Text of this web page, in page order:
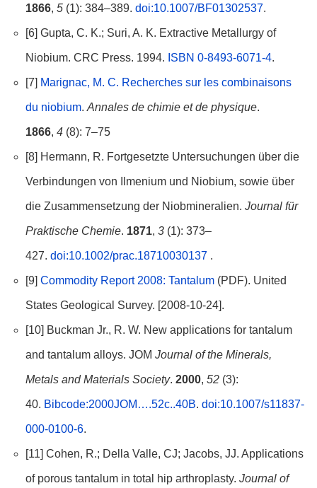
1866, 5(1): 384–389. doi:10.1007/BF01302537.
[6] Gupta, C. K.; Suri, A. K. Extractive Metallurgy of
Niobium. CRC Press. 1994. ISBN 0-8493-6071-4.
[7] Marignac, M. C. Recherches sur les combinaisons
du niobium.Annales de chimie et de physique.
1866, 4(8): 7–75
[8] Hermann, R. Fortgesetzte Untersuchungen über die
Verbindungen von Ilmenium und Niobium, sowie über
die Zusammensetzung der Niobmineralien. Journal für
Praktische Chemie. 1871, 3(1): 373–
427. doi:10.1002/prac.18710030137 .
[9] Commodity Report 2008: Tantalum(PDF). United
States Geological Survey. [2008-10-24].
[10] Buckman Jr., R. W. New applications for tantalum
and tantalum alloys. JOM Journal of the Minerals,
Metals and Materials Society. 2000, 52(3):
40. Bibcode:2000JOM….52c..40B. doi:10.1007/s11837-
000-0100-6.
[11] Cohen, R.; Della Valle, CJ; Jacobs, JJ. Applications
of porous tantalum in total hip arthroplasty. Journal of